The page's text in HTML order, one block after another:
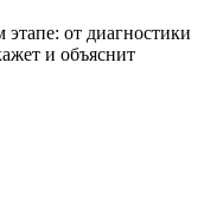
от диагностики
и объяснит